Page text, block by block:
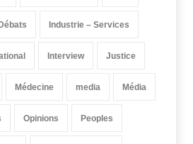
Industrie – Services
Interview Justice
Médecine media Média
Opinions Peoples